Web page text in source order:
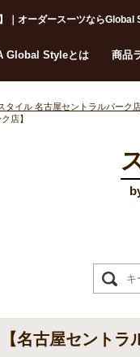
｜オーダースーツならGlobal
Global Styleとは 商品
タイル 名古屋セントラルパーク
店】
古屋セントラ